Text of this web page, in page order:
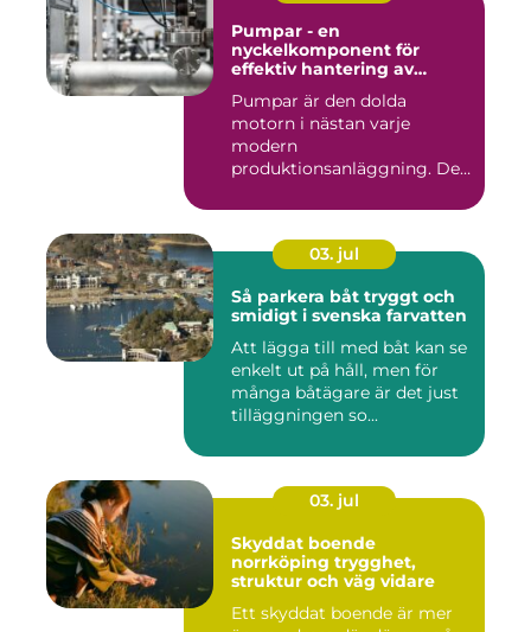
Pumpar - en
nyckelkomponent för
effektiv hantering av
Pumpar är den dolda
motorn i nästan varje
modern
produktionsanläggning. De
03. jul
Så parkera båt tryggt och
smidigt i svenska farvatten
Att lägga till med båt kan se
enkelt ut på håll, men för
många båtägare är det just
tilläggningen so...
03. jul
Skyddat boende
norrköping trygghet,
struktur och väg vidare
Ett skyddat boende är mer